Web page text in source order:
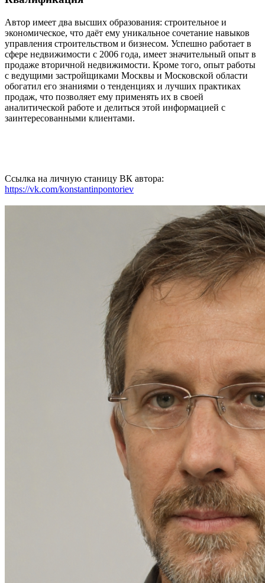
Автор имеет два высших образования: строительное и
экономическое, что даёт ему уникальное сочетание навыков
управления строительством и бизнесом. Успешно работает в
сфере недвижимости с 2006 года, имеет значительный опыт в
продаже вторичной недвижимости. Кроме того, опыт работы
с ведущими застройщиками Москвы и Московской области
обогатил его знаниями о тенденциях и лучших практиках
продаж, что позволяет ему применять их в своей
аналитической работе и делиться этой информацией с
заинтересованными клиентами.
Ссылка на личную станицу ВК автора:
https://vk.com/konstantinpontoriev